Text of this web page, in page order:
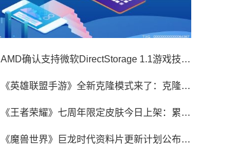
AMD确认支持微软DirectStorage 1.1游戏技术：降低CPU占用率
《英雄联盟手游》全新克隆模式来了：克隆大作战采用5V5游戏模式
《王者荣耀》七周年限定皮肤今日上架：累计成熟度即可解锁皮肤
《魔兽世界》巨龙时代资料片更新计划公布：资料片将推出前夕内容更新